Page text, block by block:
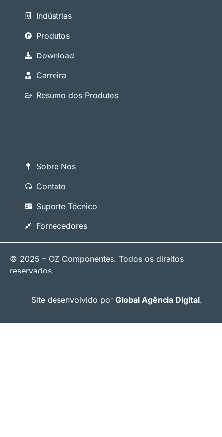
Indústrias
Produtos
Download
Carreira
Resumo dos Produtos
Sobre Nós
Contato
Suporte Técnico
Fornecedores
© 2025 – OZ Componentes. Todos os direitos
reservados.
Site desenvolvido por Global Agência Digital.